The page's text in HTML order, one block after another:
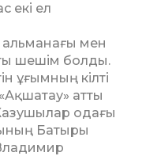
екі ел
альманағы мен
шешім болды.
ұғымның кілті
атты
одағы
Батыры